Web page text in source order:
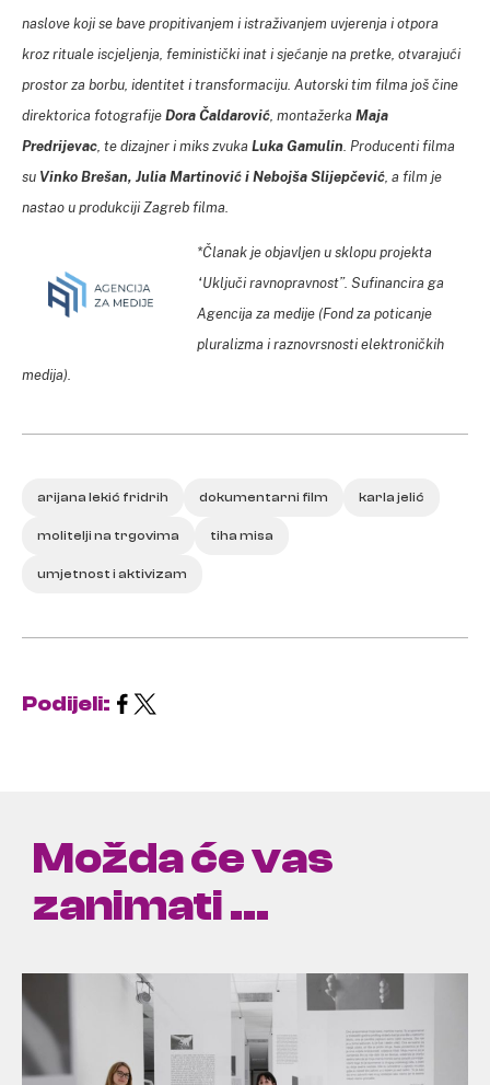
naslove koji se bave propitivanjem i istraživanjem uvjerenja i otpora
kroz rituale iscjeljenja, feministički inat i sjećanje na pretke, otvarajući
prostor za borbu, identitet i transformaciju. Autorski tim filma još čine
direktorica fotografijeDora Čaldarović , montažerka Maja
Predrijevac , te dizajner i miks zvuka Luka Gamulin . Producenti filma
su Vinko Brešan, Julia Martinović i Nebojša Slijepčević , a film je
nastao u produkciji Zagreb filma.
*Članak je objavljen u sklopu projekta
“Uključi ravnopravnost”. Sufinancira ga
Agencija za medije (Fond za poticanje
pluralizma i raznovrsnosti elektroničkih
medija).
arijana lekić fridrih dokumentarni film karla jelić
molitelji na trgovima tiha misa
umjetnost i aktivizam
Podijeli:
Možda će vas
zanimati ...